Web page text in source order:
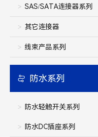
SAS/SATA连接器系列
其它连接器
线束产品系列
防水系列
防水轻触开关系列
防水DC插座系列